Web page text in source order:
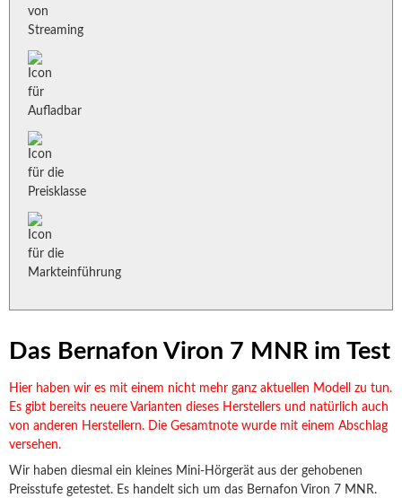
Das Bernafon Viron 7 MNR im Test
Hier haben wir es mit einem nicht mehr ganz aktuellen Modell zu tun.
Es gibt bereits neuere Varianten dieses Herstellers und natürlich auch
von anderen Herstellern. Die Gesamtnote wurde mit einem Abschlag
versehen.
Wir haben diesmal ein kleines Mini-Hörgerät aus der gehobenen
Preisstufe getestet. Es handelt sich um das Bernafon Viron 7 MNR.